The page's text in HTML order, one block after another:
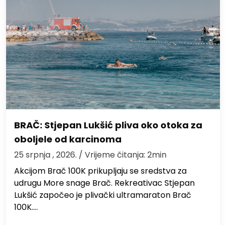
BRAČ: Stjepan Lukšić pliva oko otoka za
oboljele od karcinoma
25 srpnja , 2026. / Vrijeme čitanja: 2min
Akcijom Brač 100K prikupljaju se sredstva za
udrugu More snage Brač. Rekreativac Stjepan
Lukšić započeo je plivački ultramaraton Brač
100K.…